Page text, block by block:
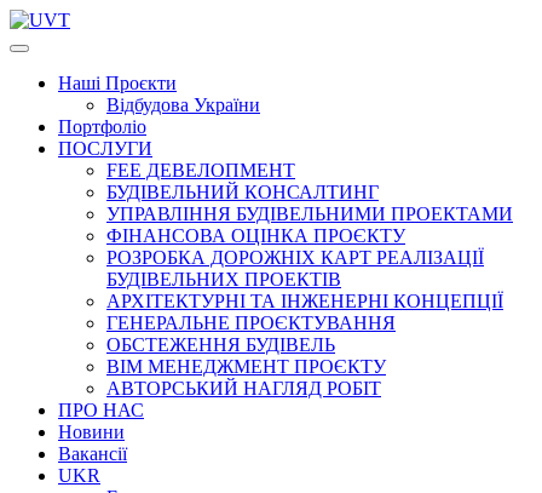
Наші Проєкти
Відбудова України
Портфоліо
ПОСЛУГИ
FEE ДЕВЕЛОПМЕНТ
БУДІВЕЛЬНИЙ КОНСАЛТИНГ
УПРАВЛІННЯ БУДІВЕЛЬНИМИ ПРОЕКТАМИ
ФІНАНСОВА ОЦІНКА ПРОЄКТУ
РОЗРОБКА ДОРОЖНІХ КАРТ РЕАЛІЗАЦІЇ
БУДІВЕЛЬНИХ ПРОЕКТІВ
АРХІТЕКТУРНІ ТА ІНЖЕНЕРНІ КОНЦЕПЦІЇ
ГЕНЕРАЛЬНЕ ПРОЄКТУВАННЯ
ОБСТЕЖЕННЯ БУДІВЕЛЬ
BIM МЕНЕДЖМЕНТ ПРОЄКТУ
АВТОРСЬКИЙ НАГЛЯД РОБІТ
ПРО НАС
Новини
Вакансії
UKR